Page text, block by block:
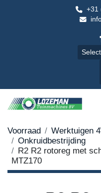
+31
Voorraad
Werktuigen
Onkruidbestrijding
R2 R2 rotoreg met
MTZ170